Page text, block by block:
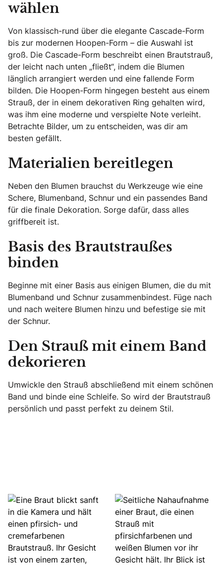
wählen
Von klassisch-rund über die elegante Cascade-Form
bis zur modernen Hoopen-Form – die Auswahl ist
groß. Die Cascade-Form beschreibt einen Brautstrauß,
der leicht nach unten „fließt“, indem die Blumen
länglich arrangiert werden und eine fallende Form
bilden. Die Hoopen-Form hingegen besteht aus einem
Strauß, der in einem dekorativen Ring gehalten wird,
was ihm eine moderne und verspielte Note verleiht.
Betrachte Bilder, um zu entscheiden, was dir am
besten gefällt.
Materialien bereitlegen
Neben den Blumen brauchst du Werkzeuge wie eine
Schere, Blumenband, Schnur und ein passendes Band
für die finale Dekoration. Sorge dafür, dass alles
griffbereit ist.
Basis des Brautstraußes
binden
Beginne mit einer Basis aus einigen Blumen, die du mit
Blumenband und Schnur zusammenbindest. Füge nach
und nach weitere Blumen hinzu und befestige sie mit
der Schnur.
Den Strauß mit einem Band
dekorieren
Umwickle den Strauß abschließend mit einem schönen
Band und binde eine Schleife. So wird der Brautstrauß
persönlich und passt perfekt zu deinem Stil.